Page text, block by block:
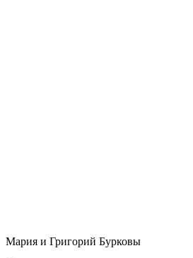
Мария и Григорий Бурковы